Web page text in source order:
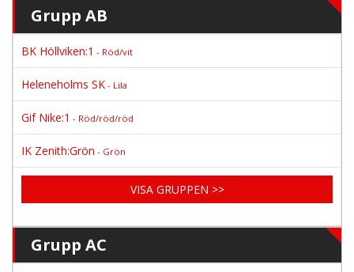
Grupp AB
BK Höllviken:1 - Röd/vit
Heleneholms SK - Lila
Gif Nike:1 - Röd/röd/röd
IK Zenith:Grön - Grön
VISA GRUPPEN >>
Grupp AC